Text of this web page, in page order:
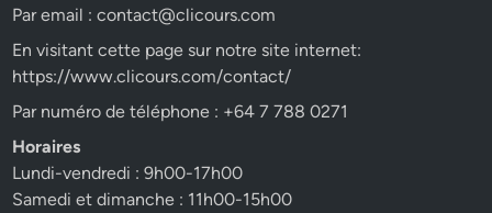
Par email :contact@clicours.com
En visitant cette page sur notre site internet:
https://www.clicours.com/contact/
Par numéro de téléphone : +64 7 788 0271
Horaires
Lundi-vendredi : 9h00-17h00
Samedi et dimanche : 11h00-15h00